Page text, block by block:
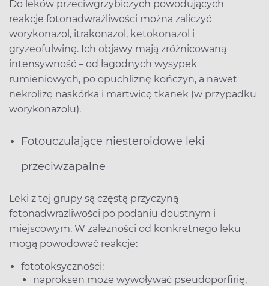
Do leków przeciwgrzybiczych powodujących
reakcje fotonadwrażliwości można zaliczyć
worykonazol, itrakonazol, ketokonazol i
gryzeofulwinę. Ich objawy mają zróżnicowaną
intensywność – od łagodnych wysypek
rumieniowych, po opuchliznę kończyn, a nawet
nekrolizę naskórka i martwicę tkanek (w przypadku
worykonazolu).
Fotouczulające niesteroidowe leki
przeciwzapalne
Leki z tej grupy są częstą przyczyną
fotonadwrażliwości po podaniu doustnym i
miejscowym. W zależności od konkretnego leku
mogą powodować reakcje:
fototoksyczności:
naproksen może wywoływać pseudoporfirię,